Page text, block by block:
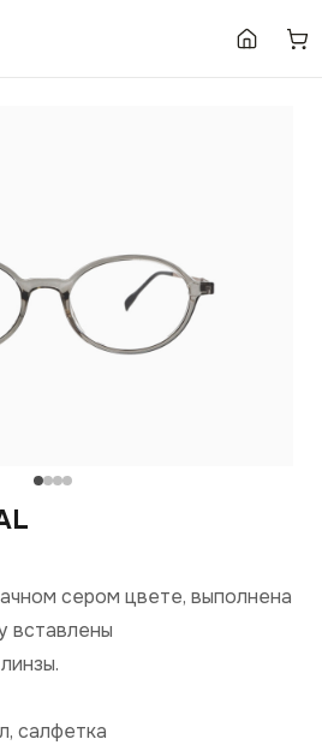
сером цвете, выполнена
вставлены
салфетка